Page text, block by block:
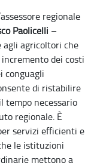
regionale
Paolicelli –
agricoltori che
dei costi
conguagli
di ristabilire
tempo necessario
regionale. È
servizi efficienti e
le istituzioni
mettono a